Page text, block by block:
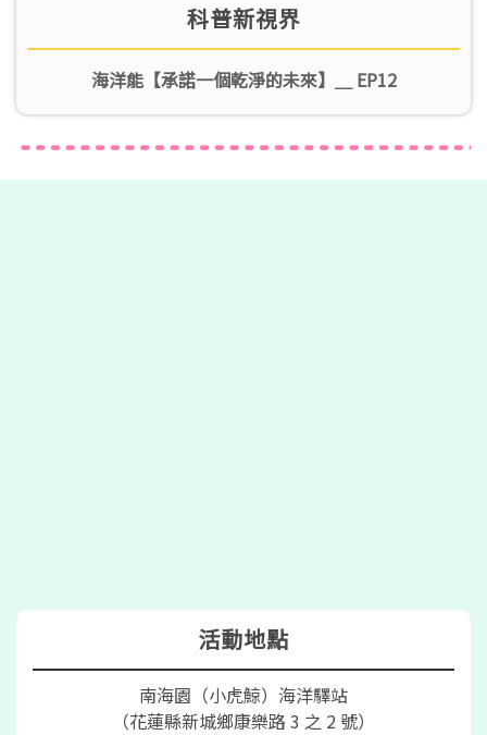
科普新視界
海洋能【承諾一個乾淨的未來】＿ EP12
活動地點
南海園（小虎鯨）海洋驛站
（花蓮縣新城鄉康樂路 3 之 2 號）